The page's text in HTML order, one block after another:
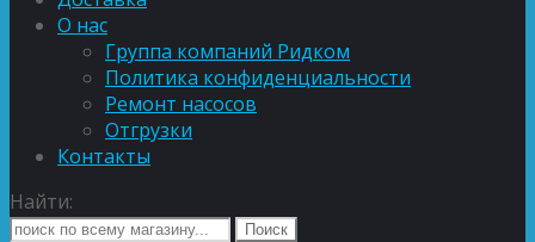
О нас
Группа компаний Ридком
Политика конфиденциальности
Ремонт насосов
Отгрузки
Контакты
Найти: